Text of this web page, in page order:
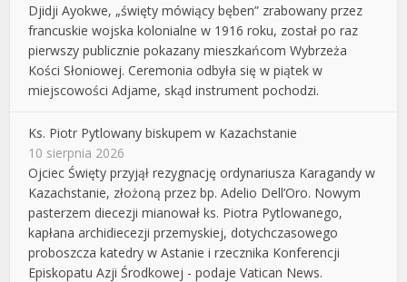
Djidji Ayokwe, „święty mówiący bęben” zrabowany przez
francuskie wojska kolonialne w 1916 roku, został po raz
pierwszy publicznie pokazany mieszkańcom Wybrzeża
Kości Słoniowej. Ceremonia odbyła się w piątek w
miejscowości Adjame, skąd instrument pochodzi.
Ks. Piotr Pytlowany biskupem w Kazachstanie
10 sierpnia 2026
Ojciec Święty przyjął rezygnację ordynariusza Karagandy w
Kazachstanie, złożoną przez bp. Adelio Dell’Oro. Nowym
pasterzem diecezji mianował ks. Piotra Pytlowanego,
kapłana archidiecezji przemyskiej, dotychczasowego
proboszcza katedry w Astanie i rzecznika Konferencji
Episkopatu Azji Środkowej - podaje Vatican News.